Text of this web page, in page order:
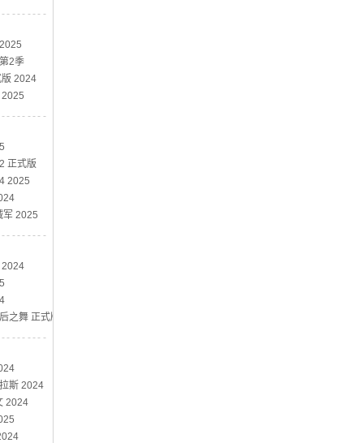
2季
版 2024
正式版
2025
军 2025
2024
之舞 正式版
斯 2024
2024